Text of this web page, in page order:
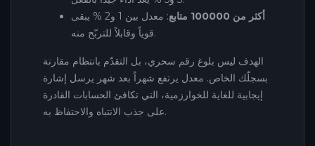
أكثر من 100000 متابع
: معدل بين 1 و2 % يبقى
قوياً وقابلاً للتربّح منه.
الهدف ليس بلوغ رقم سحري، بل التقدّم بانتظام مقارنة
بسجلّك الخاص. معدل يرتفع شهراً بعد شهر يرسل إشارة
إيجابية للغاية للخوارزمية، التي تكافئ الحسابات القادرة
على جذب الانتباه والاحتفاظ به.